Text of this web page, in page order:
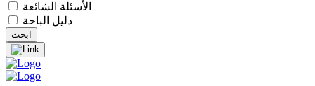
الأسئلة الشائعة
دليل الباحة